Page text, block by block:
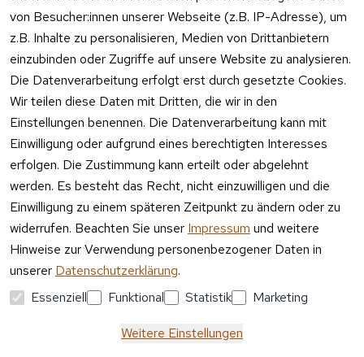
von Besucher:innen unserer Webseite (z.B. IP-Adresse), um
z.B. Inhalte zu personalisieren, Medien von Drittanbietern
einzubinden oder Zugriffe auf unsere Website zu analysieren.
Die Datenverarbeitung erfolgt erst durch gesetzte Cookies.
Wir teilen diese Daten mit Dritten, die wir in den
Einstellungen benennen. Die Datenverarbeitung kann mit
Einwilligung oder aufgrund eines berechtigten Interesses
erfolgen. Die Zustimmung kann erteilt oder abgelehnt
werden. Es besteht das Recht, nicht einzuwilligen und die
Einwilligung zu einem späteren Zeitpunkt zu ändern oder zu
widerrufen. Beachten Sie unser Impressum und weitere
Hinweise zur Verwendung personenbezogener Daten in
unserer Datenschutzerklärung.
Essenziell
Funktional Statistik Marketing
Weitere Einstellungen
Verpacku
ngshinwei
se
Altgeräte
-
Entsorgu
ng
Vertrag
widerrufen
Kundenservic
e:
Mo – Fr 11:00
– 15:00 Uhr
Versa
ndpa
rtner